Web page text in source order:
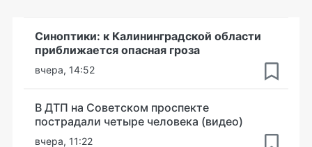
Синоптики: к Калининградской области
приближается опасная гроза
вчера, 14:52
В ДТП на Советском проспекте
пострадали четыре человека (видео)
вчера, 11:22